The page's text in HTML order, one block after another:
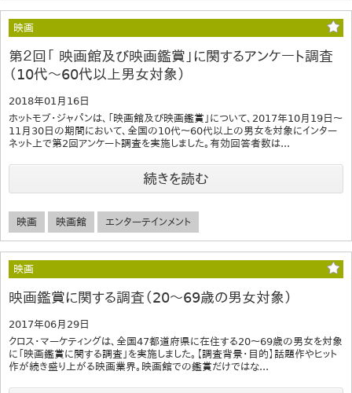
映画
第２回「 映画館及び映画鑑賞」に関するアンケート調査
（10代〜60代以上男女対象）
2018年01月16日
ホットモブ・ジャパンは、「映画館及び映画鑑賞」について、2017年10月19日〜
11月30日の期間において、全国の10代〜60代以上の男女を対象にインター
ネット上で第2回アンケート調査を実施しました。有効回答者数は...
続きを読む
映画 映画館 エンターテインメント
映画
映画鑑賞に関する調査（20～69歳の男女対象）
2017年06月29日
クロス・マーケティングは、全国47都道府県に在住する20～69歳の男女を対象
に「映画鑑賞に関する調査」を実施しました。【調査背景・目的】話題作やヒット
作が続き盛り上がる映画業界。映画館での鑑賞だけではな...